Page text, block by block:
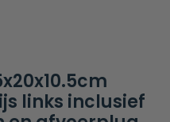
links inclusief